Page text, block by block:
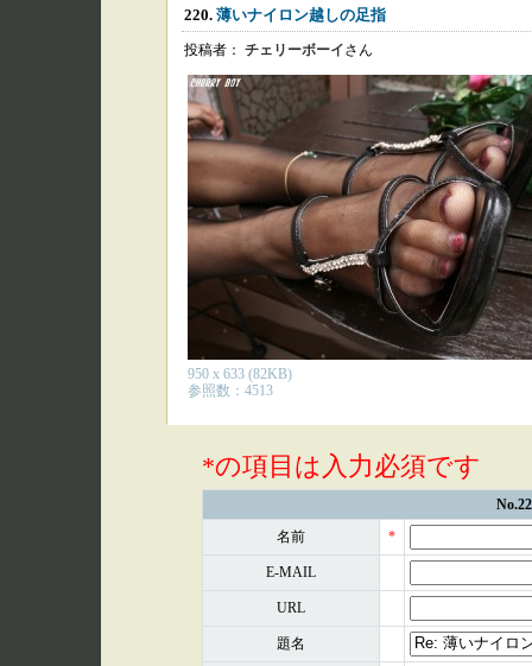
220. 薄いナイロン越しの足指
投稿者： チェリーボーイさん
950 x 633 (82KB)
参照数：4513
*の項目は入力必須です
名前 *
E-MAIL
URL
題名